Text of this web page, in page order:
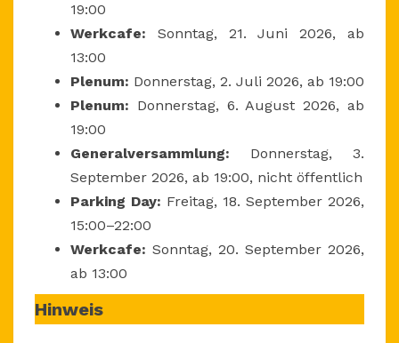
19:00
Werkcafe: Sonntag, 21. Juni 2026, ab
13:00
Plenum: Donnerstag, 2. Juli 2026, ab 19:00
Plenum: Donnerstag, 6. August 2026, ab
19:00
Generalversammlung: Donnerstag, 3.
September 2026, ab 19:00, nicht öffentlich
Parking Day: Freitag, 18. September 2026,
15:00–22:00
Werkcafe: Sonntag, 20. September 2026,
ab 13:00
Hinweis